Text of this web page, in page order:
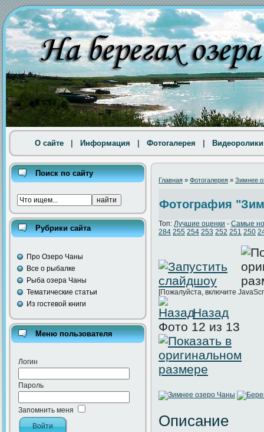
О сайте Информация Фотогалерея Видеоролики
Поиск по сайту
Рубрики сайта
Про Озеро Чаны
Все о рыбалке
Рыба озера Чаны
Тематические статьи
Из гостевой книги
Меню пользователя
Логин
Пароль
Запомнить меня
Главная » Фотогалерея » Зимнее
Фотография
Топ: Лучшие оценки - Самые
284 255 254 253 252 251 250
[Пожалуйста, включите
Назад
Фото 12 из 13
Описание